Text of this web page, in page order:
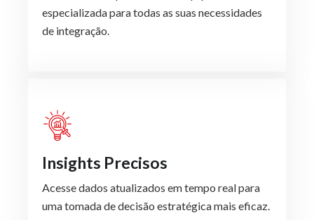
especializada para todas as suas necessidades
de integração.
Insights Precisos
Acesse dados atualizados em tempo real para
uma tomada de decisão estratégica mais eficaz.